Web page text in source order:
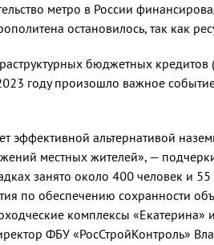
метро в России
остановилось, так как
бюджетных кредитов
году произошло важное
эффективной альтернативой
местных жителей», —
занято около 400 человек и
по обеспечению сохранности
комплексы
ФБУ «РосСтройКонтроль»